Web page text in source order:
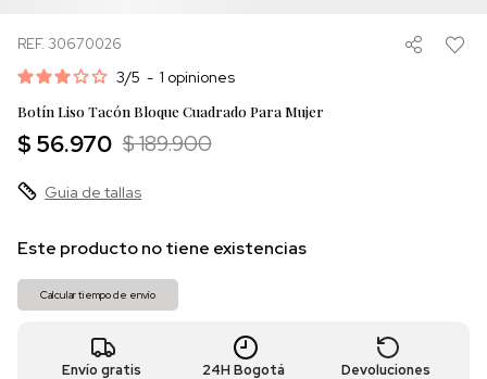
REF. 30670026
3/5 - 1 opiniones
Botín Liso Tacón Bloque Cuadrado Para Mujer
$ 56.970 $ 189.900
Guia de tallas
Este producto no tiene existencias
Calcular tiempo de envío
Envío gratis 24H Bogotá Devoluciones